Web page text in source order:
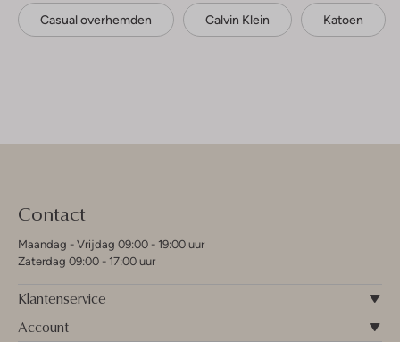
Casual overhemden Calvin Klein Katoen
Contact
Maandag - Vrijdag 09:00 - 19:00 uur
Zaterdag 09:00 - 17:00 uur
Klantenservice
Account